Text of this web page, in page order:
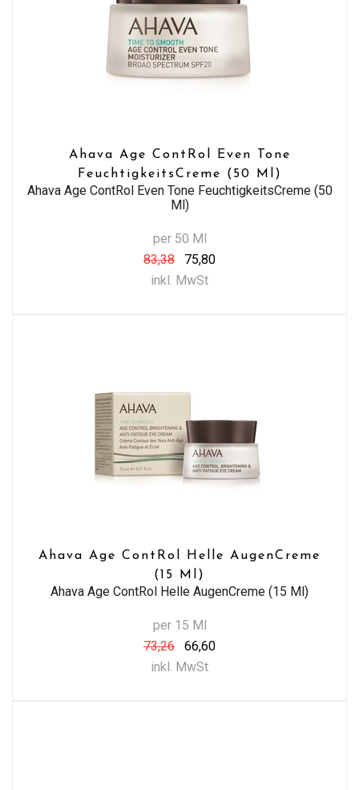
Ahava Age ContRol Even Tone
FeuchtigkeitsCreme (50 Ml)
Ahava Age ContRol Even Tone FeuchtigkeitsCreme (50
Ml)
per 50 Ml
83,38
75,80
inkl. MwSt
Ahava Age ContRol Helle AugenCreme
(15 Ml)
Ahava Age ContRol Helle AugenCreme (15 Ml)
per 15 Ml
73,26
66,60
inkl. MwSt